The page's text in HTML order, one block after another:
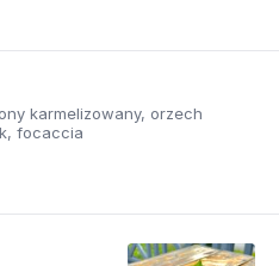
orzech
focaccia